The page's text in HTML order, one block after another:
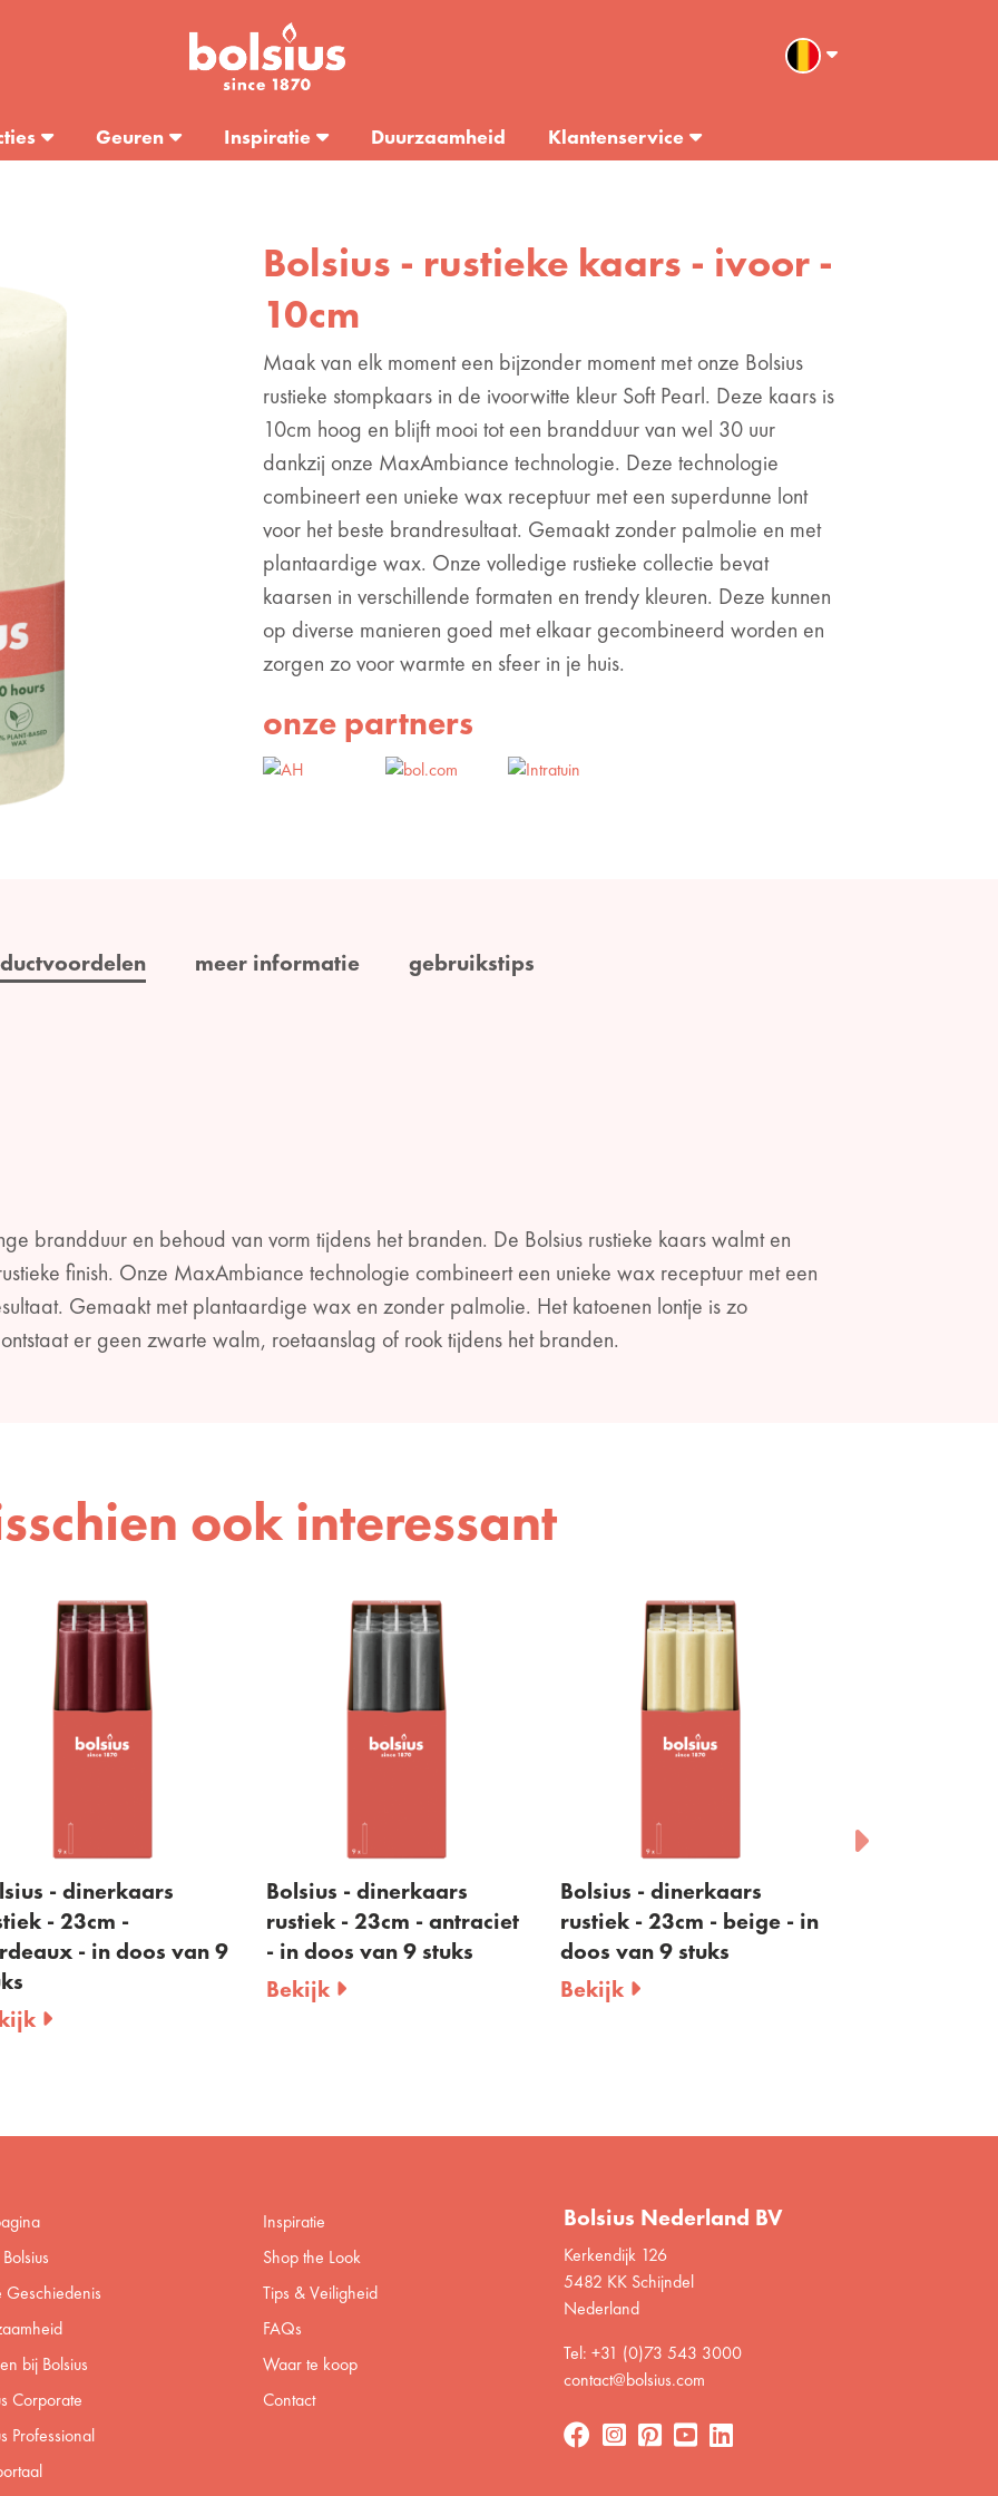
Geuren Inspiratie Duurzaamheid Klantenservice
Bolsius - rustieke kaars - ivoor -
10cm
Maak van elk moment een bijzonder moment met onze Bolsius
rustieke stompkaars in de ivoorwitte kleur Soft Pearl. Deze kaars is
10cm hoog en blijft mooi tot een brandduur van wel 30 uur
dankzij onze MaxAmbiance technologie. Deze technologie
combineert een unieke wax receptuur met een superdunne lont
voor het beste brandresultaat. Gemaakt zonder palmolie en met
plantaardige wax. Onze volledige rustieke collectie bevat
kaarsen in verschillende formaten en trendy kleuren. Deze kunnen
op diverse manieren goed met elkaar gecombineerd worden en
zorgen zo voor warmte en sfeer in je huis.
onze partners
meer informatie gebruikstips
brandduur en behoud van vorm tijdens het branden. De Bolsius rustieke kaars walmt en
finish. Onze MaxAmbiance technologie combineert een unieke wax receptuur met een
Gemaakt met plantaardige wax en zonder palmolie. Het katoenen lontje is zo
er geen zwarte walm, roetaanslag of rook tijdens het branden.
ook interessant
- dinerkaars
- 23cm -
- in doos van 9
Bolsius - dinerkaars
rustiek - 23cm - antraciet
- in doos van 9 stuks
Bekijk
Bolsius - dinerkaars
rustiek - 23cm - beige - in
doos van 9 stuks
Bekijk
bij Bolsius
Corporate
Professional
Inspiratie
Shop the Look
Tips & Veiligheid
FAQs
Waar te koop
Contact
Bolsius Nederland BV
Kerkendijk 126
5482 KK Schijndel
Nederland
Tel: +31 (0)73 543 3000
contact@bolsius.com